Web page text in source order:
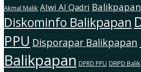
Akmal Malik Alwi Al Qadri Balikpapan
Diskominfo Balikpapan
PPU Disporapar Balikpapan
Balikpapan DPRD PPU DRPD